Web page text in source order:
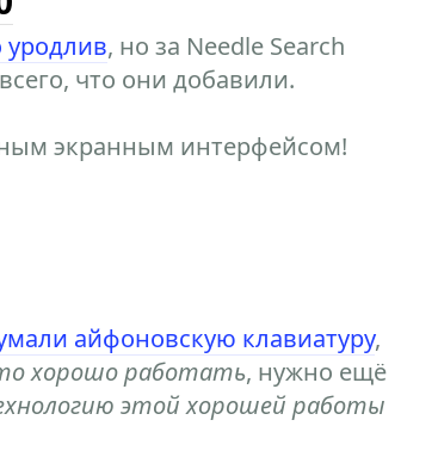
уродлив, но за Needle Search
что они добавили.
экранным интерфейсом!
айфоновскую клавиатуру,
хорошо работать, нужно ещё
этой хорошей работы